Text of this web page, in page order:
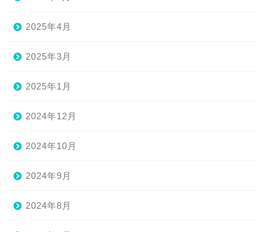
2025年4月
2025年3月
2025年1月
2024年12月
2024年10月
2024年9月
2024年8月